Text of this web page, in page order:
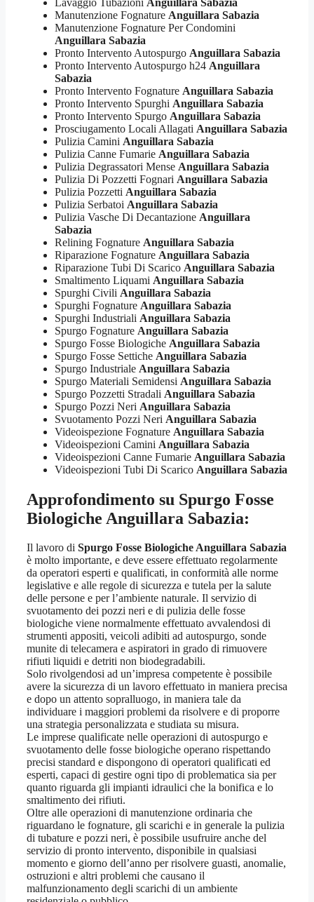
Manutenzione Fognature Anguillara Sabazia
Manutenzione Fognature Per Condomini
Anguillara Sabazia
Pronto Intervento Autospurgo Anguillara Sabazia
Pronto Intervento Autospurgo h24 Anguillara
Sabazia
Pronto Intervento Fognature Anguillara Sabazia
Pronto Intervento Spurghi Anguillara Sabazia
Pronto Intervento Spurgo Anguillara Sabazia
Prosciugamento Locali Allagati Anguillara Sabazia
Pulizia Camini Anguillara Sabazia
Pulizia Canne Fumarie Anguillara Sabazia
Pulizia Degrassatori Mense Anguillara Sabazia
Pulizia Di Pozzetti Fognari Anguillara Sabazia
Pulizia Pozzetti Anguillara Sabazia
Pulizia Serbatoi Anguillara Sabazia
Pulizia Vasche Di Decantazione Anguillara
Sabazia
Relining Fognature Anguillara Sabazia
Riparazione Fognature Anguillara Sabazia
Riparazione Tubi Di Scarico Anguillara Sabazia
Smaltimento Liquami Anguillara Sabazia
Spurghi Civili Anguillara Sabazia
Spurghi Fognature Anguillara Sabazia
Spurghi Industriali Anguillara Sabazia
Spurgo Fognature Anguillara Sabazia
Spurgo Fosse Biologiche Anguillara Sabazia
Spurgo Fosse Settiche Anguillara Sabazia
Spurgo Industriale Anguillara Sabazia
Spurgo Materiali Semidensi Anguillara Sabazia
Spurgo Pozzetti Stradali Anguillara Sabazia
Spurgo Pozzi Neri Anguillara Sabazia
Svuotamento Pozzi Neri Anguillara Sabazia
Videoispezione Fognature Anguillara Sabazia
Videoispezioni Camini Anguillara Sabazia
Videoispezioni Canne Fumarie Anguillara Sabazia
Videoispezioni Tubi Di Scarico Anguillara Sabazia
Approfondimento su Spurgo Fosse
Biologiche Anguillara Sabazia:
Il lavoro di Spurgo Fosse Biologiche Anguillara Sabazia
è molto importante, e deve essere effettuato regolarmente
da operatori esperti e qualificati, in conformità alle norme
legislative e alle regole di sicurezza e tutela per la salute
delle persone e per l’ambiente naturale. Il servizio di
svuotamento dei pozzi neri e di pulizia delle fosse
biologiche viene normalmente effettuato avvalendosi di
strumenti appositi, veicoli adibiti ad autospurgo, sonde
munite di telecamera e aspiratori in grado di rimuovere
rifiuti liquidi e detriti non biodegradabili.
Solo rivolgendosi ad un’impresa competente è possibile
avere la sicurezza di un lavoro effettuato in maniera precisa
e dopo un attento sopralluogo, in maniera tale da
individuare i maggiori problemi da risolvere e di proporre
una strategia personalizzata e studiata su misura.
Le imprese qualificate nelle operazioni di autospurgo e
svuotamento delle fosse biologiche operano rispettando
precisi standard e dispongono di operatori qualificati ed
esperti, capaci di gestire ogni tipo di problematica sia per
quanto riguarda gli impianti idraulici che la bonifica e lo
smaltimento dei rifiuti.
Oltre alle operazioni di manutenzione ordinaria che
riguardano le fognature, gli scarichi e in generale la pulizia
di tubature e pozzi neri, è possibile usufruire anche del
servizio di pronto intervento, disponibile in qualsiasi
momento e giorno dell’anno per risolvere guasti, anomalie,
ostruzioni e altri problemi che causano il
malfunzionamento degli scarichi di un ambiente